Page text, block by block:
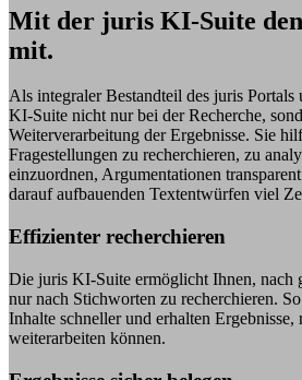
Mit der juris KI-Suite
mit.
Als integraler Bestandteil des juris Portals
KI-Suite nicht nur bei der Recherche,
Weiterverarbeitung der Ergebnisse. Sie
Fragestellungen zu recherchieren, zu
einzuordnen, Argumentationen
darauf aufbauenden Textentwürfen viel
Effizienter recherchieren
Die juris KI-Suite ermöglicht Ihnen, nach
nur nach Stichworten zu recherchieren.
Inhalte schneller und erhalten
weiterarbeiten können.